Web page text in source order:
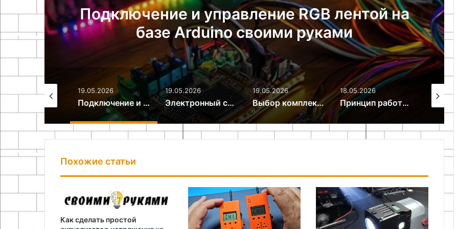
на
Электронный стетофонендоскоп своими
руками
19.05.2026
Электронный стетофонендоскоп своими руками
19.05.2026
Выбор комплектующих для сборки светодиодного прибора
18.05.2026
Принцип работы импульсного стабилизатора на базе микросхемы LM2596
18.05.2026
Самодельный драйвер для шагового двигателя на L298N
Похожие статьи
Как сделать простой